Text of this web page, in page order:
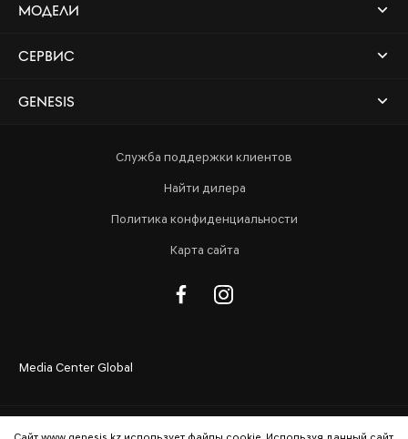
МОДЕЛИ
СЕРВИС
GENESIS
Служба поддержки клиентов
Найти дилера
Политика конфиденциальности
Карта сайта
Media Center Global